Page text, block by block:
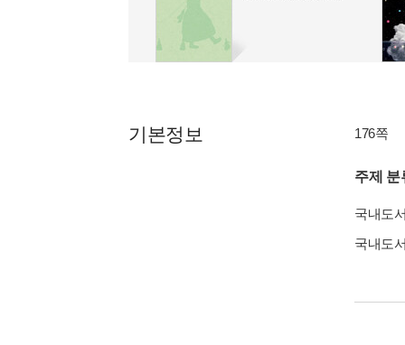
기본정보 176쪽
주제 분
국내도
국내도